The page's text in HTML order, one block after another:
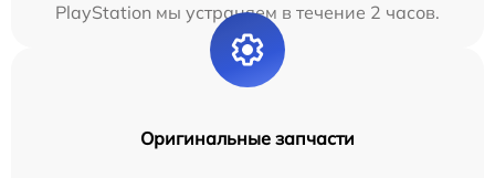
PlayStation мы устраняем в течение 2 часов.
Оригинальные запчасти